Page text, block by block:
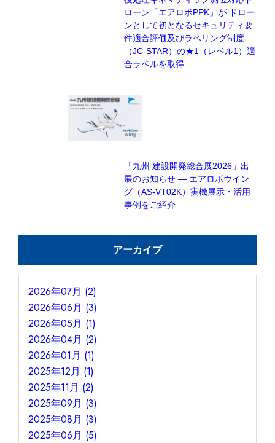
ローン「エアロボPPK」が ドロー
ンとして初となるセキュリティ要
件適合評価及びラベリング制度
（JC-STAR）の★1（レベル1）適
合ラベルを取得
「九州 建設開発総合展2026」出
展のお知らせ — エアロボウイン
グ（AS-VT02K）実機展示・活用
事例をご紹介
アーカイブ
2026年07月 (2)
2026年06月 (3)
2026年05月 (1)
2026年04月 (2)
2026年01月 (1)
2025年12月 (1)
2025年11月 (2)
2025年09月 (3)
2025年08月 (3)
2025年06月 (5)